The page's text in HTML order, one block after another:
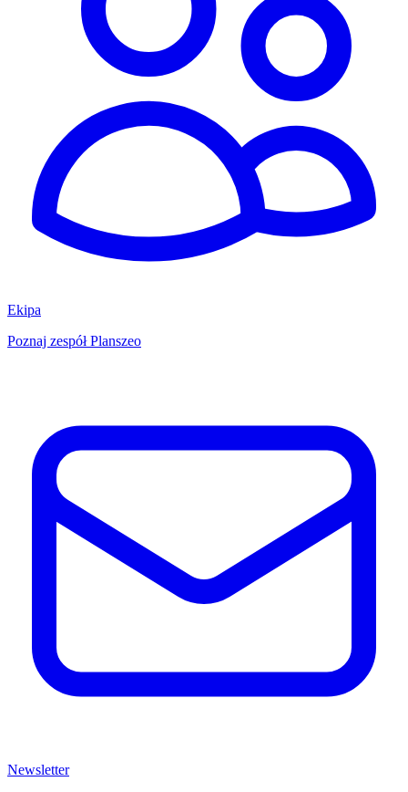
Ekipa
Poznaj zespół Planszeo
Newsletter